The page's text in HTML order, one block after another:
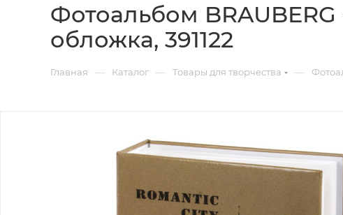
Фотоальбом
обложка, 391122
Главная — Каталог — Товары для творчества —